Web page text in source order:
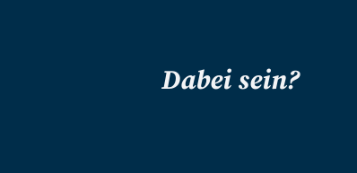
Dabei sein?